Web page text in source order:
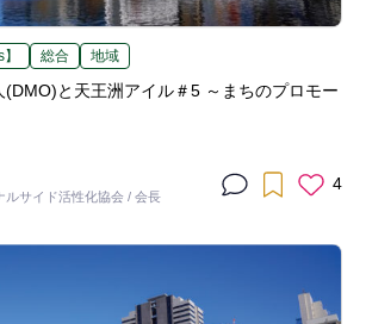
総合 地域
と天王洲アイル＃5 ～まちのプロモー
ルサイド活性化協会 / 会長
4